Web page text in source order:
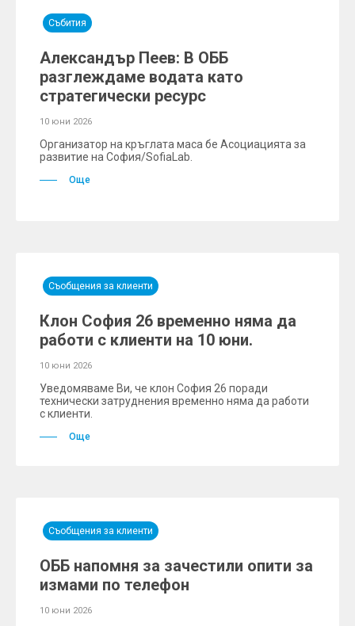
Събития
Александър Пеев: В ОББ
разглеждаме водата като
стратегически ресурс
10 юни 2026
Организатор на кръглата маса бе Асоциацията за
развитие на София/SofiaLab.
Още
Съобщения за клиенти
Клон София 26 временно няма да
работи с клиенти на 10 юни.
10 юни 2026
Уведомяваме Ви, че клон София 26 поради
технически затруднения временно няма да работи
с клиенти.
Още
Съобщения за клиенти
ОББ напомня за зачестили опити за
измами по телефон
10 юни 2026